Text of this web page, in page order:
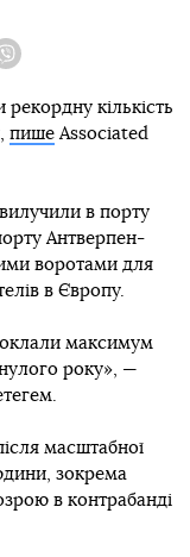
кількість
пише Associated
в порту
Антверпен-
воротами для
в Європу.
доклали максимум
року», —
масштабної
зокрема
в контрабанді